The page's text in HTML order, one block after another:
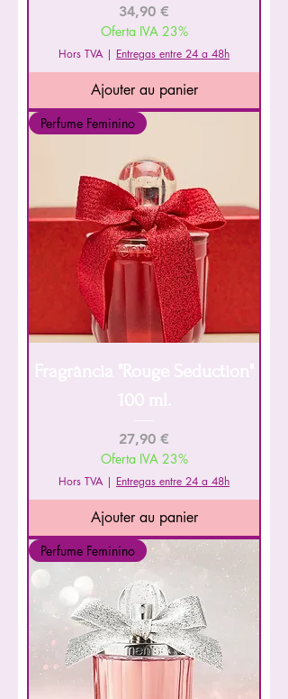
Prix
34,90 €
Oferta IVA 23%
Hors TVA| Entregas entre 24 a 48h
Ajouter au panier
Perfume Feminino
Fragrância "Rouge Seduction"
100 ml.
Prix
27,90 €
Oferta IVA 23%
Hors TVA| Entregas entre 24 a 48h
Ajouter au panier
Perfume Feminino